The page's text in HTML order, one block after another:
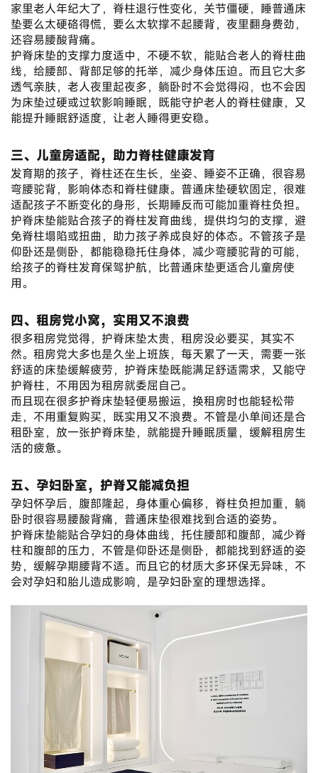
家里老人年纪大了，脊柱退行性变化，关节僵硬，睡普通床
垫要么太硬硌得慌，要么太软撑不起腰背，夜里翻身费劲，
还容易腰酸背痛。
护脊床垫的支撑力度适中，不硬不软，能贴合老人的脊柱曲
线，给腰部、背部足够的托举，减少身体压迫。而且它大多
透气亲肤，老人夜里起夜多，躺卧时不会觉得闷，也不会因
为床垫过硬或过软影响睡眠，既能守护老人的脊柱健康，又
能提升睡眠舒适度，让老人睡得更安稳。
三、儿童房适配，助力脊柱健康发育
发育期的孩子，脊柱还在生长，坐姿、睡姿不正确，很容易
弯腰驼背，影响体态和脊柱健康。普通床垫硬软固定，很难
适配孩子不断变化的身形，长期睡反而可能加重脊柱负担。
护脊床垫能贴合孩子的脊柱发育曲线，提供均匀的支撑，避
免脊柱塌陷或扭曲，助力孩子养成良好的体态。不管孩子是
仰卧还是侧卧，都能稳稳托住身体，减少弯腰驼背的可能，
给孩子的脊柱发育保驾护航，比普通床垫更适合儿童房使
用。
四、租房党小窝，实用又不浪费
很多租房党觉得，护脊床垫太贵，租房没必要买，其实不
然。租房党大多也是久坐上班族，每天累了一天，需要一张
舒适的床垫缓解疲劳，护脊床垫既能满足舒适需求，又能守
护脊柱，不用因为租房就委屈自己。
而且现在很多护脊床垫轻便易搬运，换租房时也能轻松带
走，不用重复购买，既实用又不浪费。不管是小单间还是合
租卧室，放一张护脊床垫，就能提升睡眠质量，缓解租房生
活的疲惫。
五、孕妇卧室，护脊又能减负担
孕妇怀孕后，腹部隆起，身体重心偏移，脊柱负担加重，躺
卧时很容易腰酸背痛，普通床垫很难找到合适的姿势。
护脊床垫能贴合孕妇的身体曲线，托住腰部和腹部，减少脊
柱和腹部的压力，不管是仰卧还是侧卧，都能找到舒适的姿
势，缓解孕期腰背不适。而且它的材质大多环保无异味，不
会对孕妇和胎儿造成影响，是孕妇卧室的理想选择。